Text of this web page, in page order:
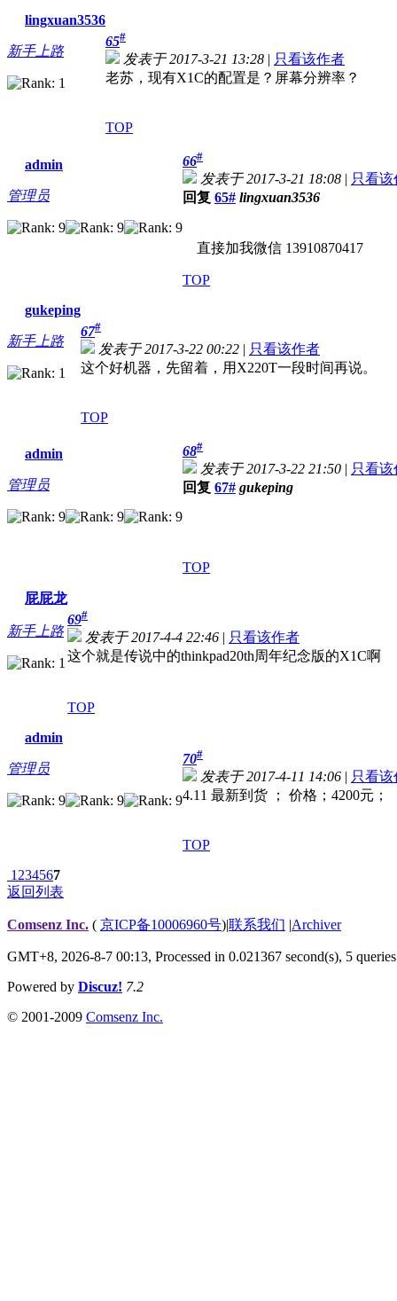
lingxuan3536
新手上路
65#
发表于 2017-3-21 13:28 | 只看该作者
老苏，现有X1C的配置是？屏幕分辨率？
TOP
admin
管理员
66#
发表于 2017-3-21 18:08 | 只看该
回复 65# lingxuan3536
直接加我微信 13910870417
TOP
gukeping
新手上路
67#
发表于 2017-3-22 00:22 | 只看该作者
这个好机器，先留着，用X220T一段时间再说。
TOP
admin
管理员
68#
发表于 2017-3-22 21:50 | 只看该
回复 67# gukeping
TOP
屁屁龙
新手上路
69#
发表于 2017-4-4 22:46 | 只看该作者
这个就是传说中的thinkpad20th周年纪念版的X1C啊
TOP
admin
管理员
70#
发表于 2017-4-11 14:06 | 只看该
4.11 最新到货 ； 价格；4200元；
TOP
1 234567
返回列表
Comsenz Inc. ( 京ICP备10006960号)|联系我们 |Archiver
GMT+8, 2026-8-7 00:13, Processed in 0.021367 second(s), 5 queries
Powered by Discuz! 7.2
© 2001-2009 Comsenz Inc.